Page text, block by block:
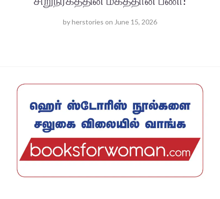
byherstories on June 15, 2026